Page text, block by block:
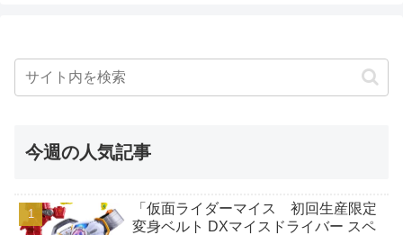
今週の人気記事
「仮面ライダーマイス 初回生産限定
変身ベルト DXマイスドライバー スペ